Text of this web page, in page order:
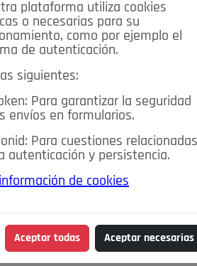
Educación
plataforma utiliza cookies
o necesarias para su
como por ejemplo el
de autenticación.
siguientes:
Para garantizar la seguridad
envíos en formularios.
Para cuestiones relacionadas
autenticación y persistencia.
de cookies
Aceptar todas Aceptar necesarias